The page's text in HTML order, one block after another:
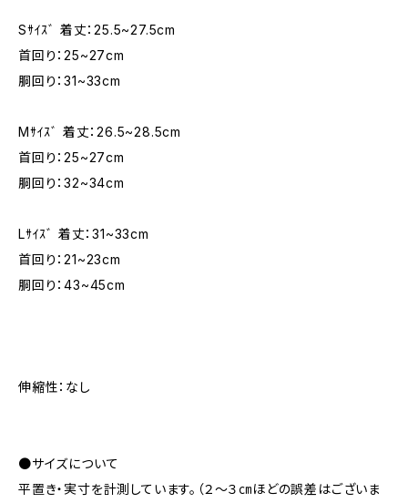
Sｻｲｽﾞ 着丈：25.5~27.5cm
首回り：25~27cm
胴回り：31~33cm
Mｻｲｽﾞ 着丈：26.5~28.5cm
首回り：25~27cm
胴回り：32~34cm
Lｻｲｽﾞ 着丈：31~33cm
首回り：21~23cm
胴回り：43~45cm
伸縮性：なし
●サイズについて
平置き・実寸を計測しています。（２～３㎝ほどの誤差はございま